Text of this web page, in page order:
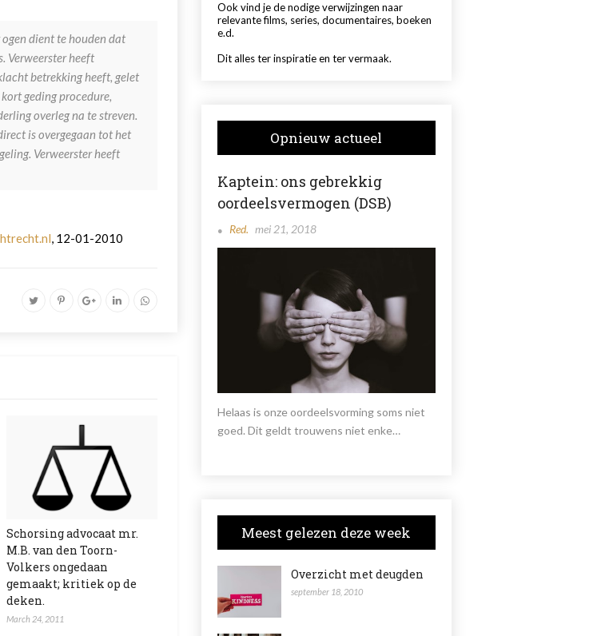
dient te houden dat
Verweerster heeft
betrekking heeft, gelet
geding procedure,
overleg na te streven.
is overgegaan tot het
Verweerster heeft
, 12-01-2010
Schorsing advocaat mr.
M.B. van den Toorn-
Volkers ongedaan
gemaakt; kritiek op de
deken.
March 24, 2011
Ook vind je de nodige verwijzingen naar
relevante films, series, documentaires, boeken
e.d.
Dit alles ter inspiratie en ter vermaak.
Opnieuw actueel
Kaptein: ons gebrekkig
oordeelsvermogen (DSB)
Red. mei 21, 2018
Helaas is onze oordeelsvorming soms niet
goed. Dit geldt trouwens niet enke…
Meest gelezen deze week
Overzicht met deugden
september 18, 2010